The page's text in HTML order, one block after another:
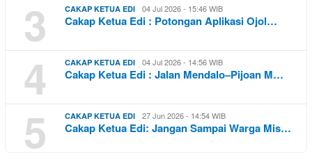
3 CAKAP KETUA EDI 04 Jul 2026 - 15:46 WIB
Cakap Ketua Edi : Potongan Aplikasi Ojol…
4 CAKAP KETUA EDI 04 Jul 2026 - 14:56 WIB
Cakap Ketua Edi : Jalan Mendalo–Pijoan M…
5 CAKAP KETUA EDI 27 Jun 2026 - 14:54 WIB
Cakap Ketua Edi: Jangan Sampai Warga Mis…